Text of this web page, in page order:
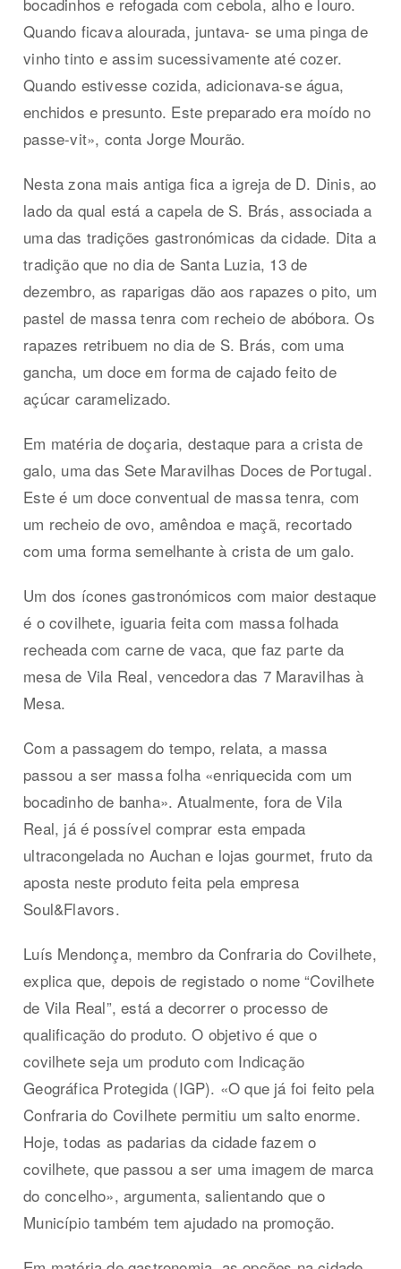
Quando ficava alourada, juntava- se uma pinga de
vinho tinto e assim sucessivamente até cozer.
Quando estivesse cozida, adicionava-se água,
enchidos e presunto. Este preparado era moído no
passe-vit», conta Jorge Mourão.
Nesta zona mais antiga fica a igreja de D. Dinis, ao
lado da qual está a capela de S. Brás, associada a
uma das tradições gastronómicas da cidade. Dita a
tradição que no dia de Santa Luzia, 13 de
dezembro, as raparigas dão aos rapazes o pito, um
pastel de massa tenra com recheio de abóbora. Os
rapazes retribuem no dia de S. Brás, com uma
gancha, um doce em forma de cajado feito de
açúcar caramelizado.
Em matéria de doçaria, destaque para a crista de
galo, uma das Sete Maravilhas Doces de Portugal.
Este é um doce conventual de massa tenra, com
um recheio de ovo, amêndoa e maçã, recortado
com uma forma semelhante à crista de um galo.
Um dos ícones gastronómicos com maior destaque
é o covilhete, iguaria feita com massa folhada
recheada com carne de vaca, que faz parte da
mesa de Vila Real, vencedora das 7 Maravilhas à
Mesa.
Com a passagem do tempo, relata, a massa
passou a ser massa folha «enriquecida com um
bocadinho de banha». Atualmente, fora de Vila
Real, já é possível comprar esta empada
ultracongelada no Auchan e lojas gourmet, fruto da
aposta neste produto feita pela empresa
Soul&Flavors.
Luís Mendonça, membro da Confraria do Covilhete,
explica que, depois de registado o nome “Covilhete
de Vila Real”, está a decorrer o processo de
qualificação do produto. O objetivo é que o
covilhete seja um produto com Indicação
Geográfica Protegida (IGP). «O que já foi feito pela
Confraria do Covilhete permitiu um salto enorme.
Hoje, todas as padarias da cidade fazem o
covilhete, que passou a ser uma imagem de marca
do concelho», argumenta, salientando que o
Município também tem ajudado na promoção.